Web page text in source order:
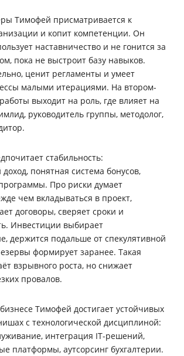
Тимофей присматривается к
и копит компетенции. Он
наставничество и не гонится за
пока не выстроит базу навыков.
ценит регламенты и умеет
малыми итерациями. На втором-
выходит на роль, где влияет на
руководитель группы, методолог,
стабильность:
понятная система бонусов,
Про риски думает
чем вкладываться в проект,
договоры, сверяет сроки и
Инвестиции выбирает
держится подальше от спекулятивной
формирует заранее. Такая
взрывного роста, но снижает
провалов.
Тимофей достигает устойчивых
с технологической дисциплиной:
интеграция IT-решений,
платформы, аутсорсинг бухгалтерии.